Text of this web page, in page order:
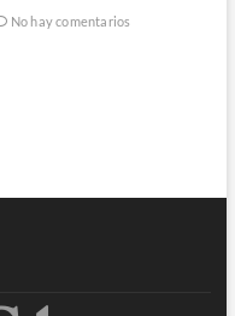
No hay comentarios